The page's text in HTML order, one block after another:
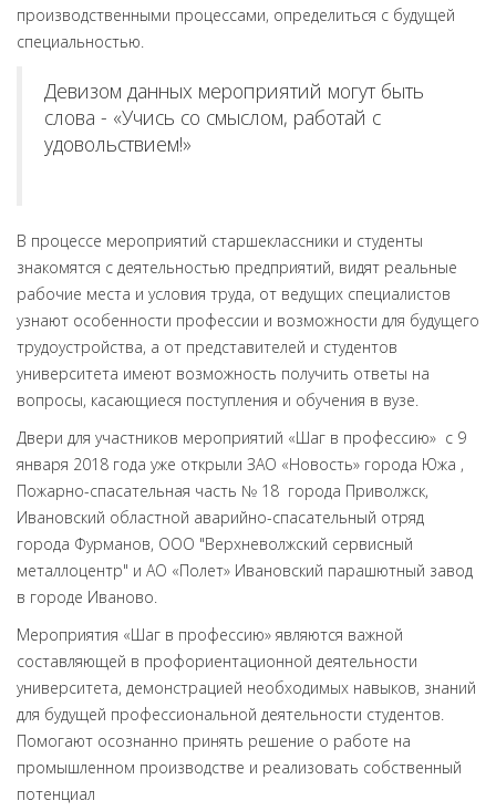
производственными процессами, определиться с будущей
специальностью.
Девизом данных мероприятий могут быть
слова - «Учись со смыслом, работай с
удовольствием!»
В процессе мероприятий старшеклассники и студенты
знакомятся с деятельностью предприятий, видят реальные
рабочие места и условия труда, от ведущих специалистов
узнают особенности профессии и возможности для будущего
трудоустройства, а от представителей и студентов
университета имеют возможность получить ответы на
вопросы, касающиеся поступления и обучения в вузе.
Двери для участников мероприятий «Шаг в профессию» с 9
января 2018 года уже открыли ЗАО «Новость» города Южа ,
Пожарно-спасательная часть № 18 города Приволжск,
Ивановский областной аварийно-спасательный отряд
города Фурманов, ООО "Верхневолжский сервисный
металлоцентр" и АО «Полет» Ивановский парашютный завод
в городе Иваново.
Мероприятия «Шаг в профессию» являются важной
составляющей в профориентационной деятельности
университета, демонстрацией необходимых навыков, знаний
для будущей профессиональной деятельности студентов.
Помогают осознанно принять решение о работе на
промышленном производстве и реализовать собственный
потенциал